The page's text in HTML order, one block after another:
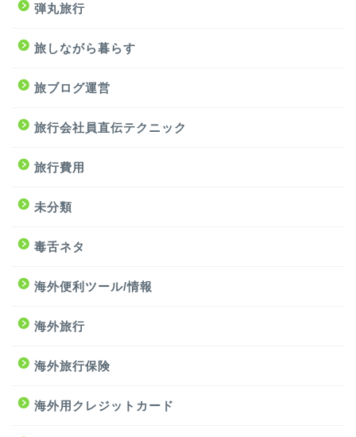
弾丸旅行
旅しながら暮らす
旅ブログ運営
旅行会社員直伝テクニック
旅行費用
未分類
毒舌ネタ
海外便利ツール/情報
海外旅行
海外旅行保険
海外用クレジットカード